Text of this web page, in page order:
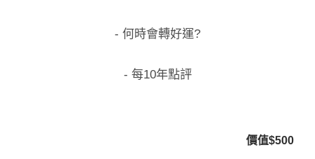
- 何時會轉好運?
- 每10年點評
價值$500